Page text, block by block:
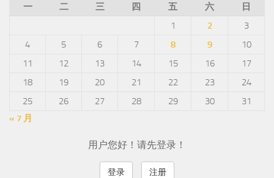
一
二 三 四 五 六
日
1
2
3
4
5 6 7 8 9
10
11
12 13 14 15 16
17
18
19 20 21 22 23
24
25
26 27 28 29 30
31
« 7 月
用户您好！请先登录！
登录 注册